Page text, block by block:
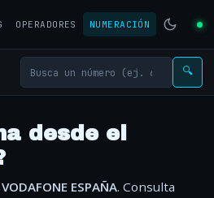
OPERADORES NUMERACIÓN
🔍
desde el
VODAFONE ESPAÑA. Consulta